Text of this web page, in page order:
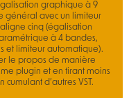
graphique à 9
général avec un limiteur
cinq (égalisation
à 4 bandes,
et limiteur automatique).
le propos de manière
plugin et en tirant moins
d’autres VST.